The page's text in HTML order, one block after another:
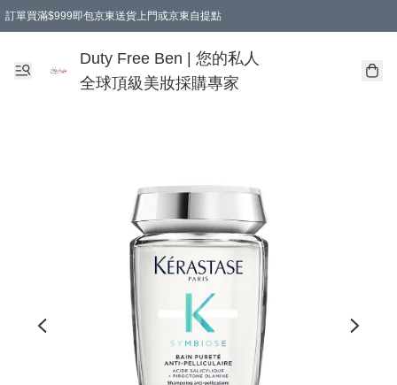
訂單買滿$999即包京東送貨上門或京東自提點
Duty Free Ben | 您的私人
全球頂級美妝採購專家